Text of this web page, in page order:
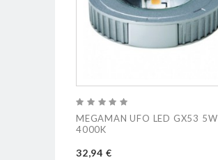
MEGAMAN UFO LED GX53 5W
4000K
32,94 €